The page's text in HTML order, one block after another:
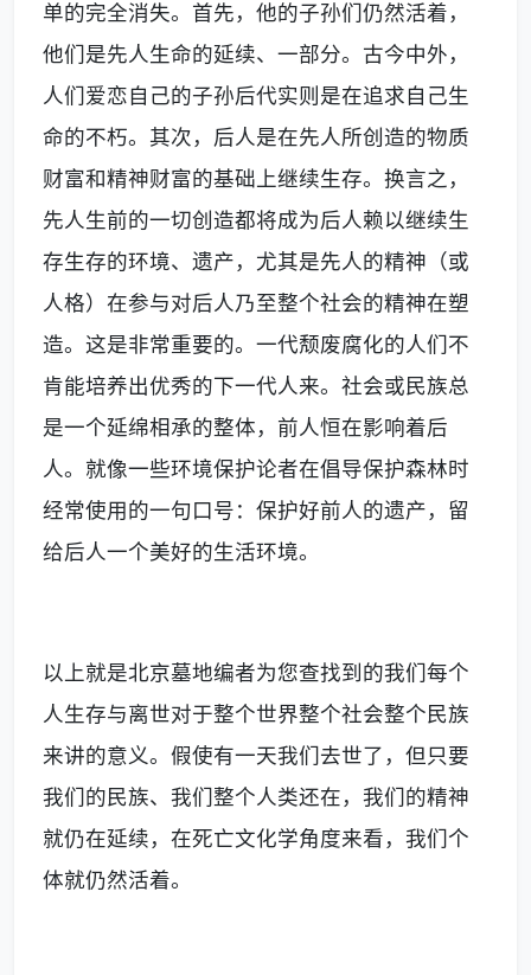
单的完全消失。首先，他的子孙们仍然活着，
他们是先人生命的延续、一部分。古今中外，
人们爱恋自己的子孙后代实则是在追求自己生
命的不朽。其次，后人是在先人所创造的物质
财富和精神财富的基础上继续生存。换言之，
先人生前的一切创造都将成为后人赖以继续生
存生存的环境、遗产，尤其是先人的精神（或
人格）在参与对后人乃至整个社会的精神在塑
造。这是非常重要的。一代颓废腐化的人们不
肯能培养出优秀的下一代人来。社会或民族总
是一个延绵相承的整体，前人恒在影响着后
人。就像一些环境保护论者在倡导保护森林时
经常使用的一句口号：保护好前人的遗产，留
给后人一个美好的生活环境。
以上就是北京墓地编者为您查找到的我们每个
人生存与离世对于整个世界整个社会整个民族
来讲的意义。假使有一天我们去世了，但只要
我们的民族、我们整个人类还在，我们的精神
就仍在延续，在死亡文化学角度来看，我们个
体就仍然活着。